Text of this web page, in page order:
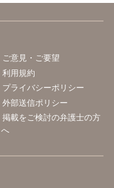
ご意見・ご要望
利用規約
プライバシーポリシー
外部送信ポリシー
掲載をご検討の弁護士の方
へ